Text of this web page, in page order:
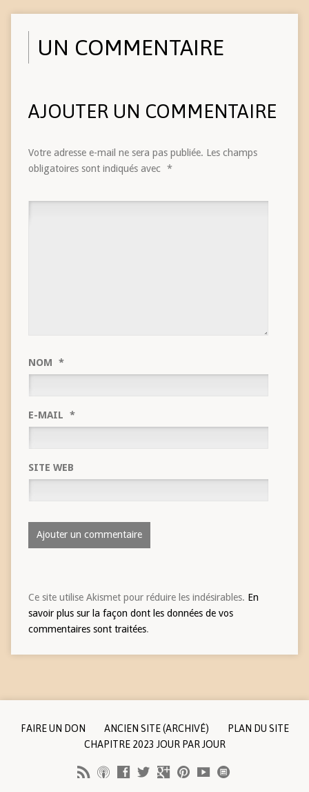
UN COMMENTAIRE
AJOUTER UN COMMENTAIRE
Votre adresse e-mail ne sera pas publiée. Les champs
obligatoires sont indiqués avec *
NOM *
E-MAIL *
SITE WEB
Ce site utilise Akismet pour réduire les indésirables. En
savoir plus sur la façon dont les données de vos
commentaires sont traitées.
FAIRE UN DON ANCIEN SITE (ARCHIVÉ)
PLAN DU SITE
CHAPITRE 2023 JOUR PAR JOUR